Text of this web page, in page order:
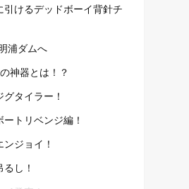
引けるデッドボーイ背針チ
浦ダムへ
神器とは！？
タイラー！
トリベンジ編！
ジョイ！
し！